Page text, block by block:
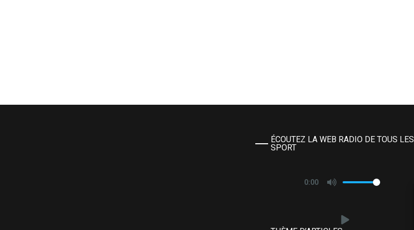
ÉCOUTEZ LA WEB RADIO DE TOUS LES
SPORT
0:00